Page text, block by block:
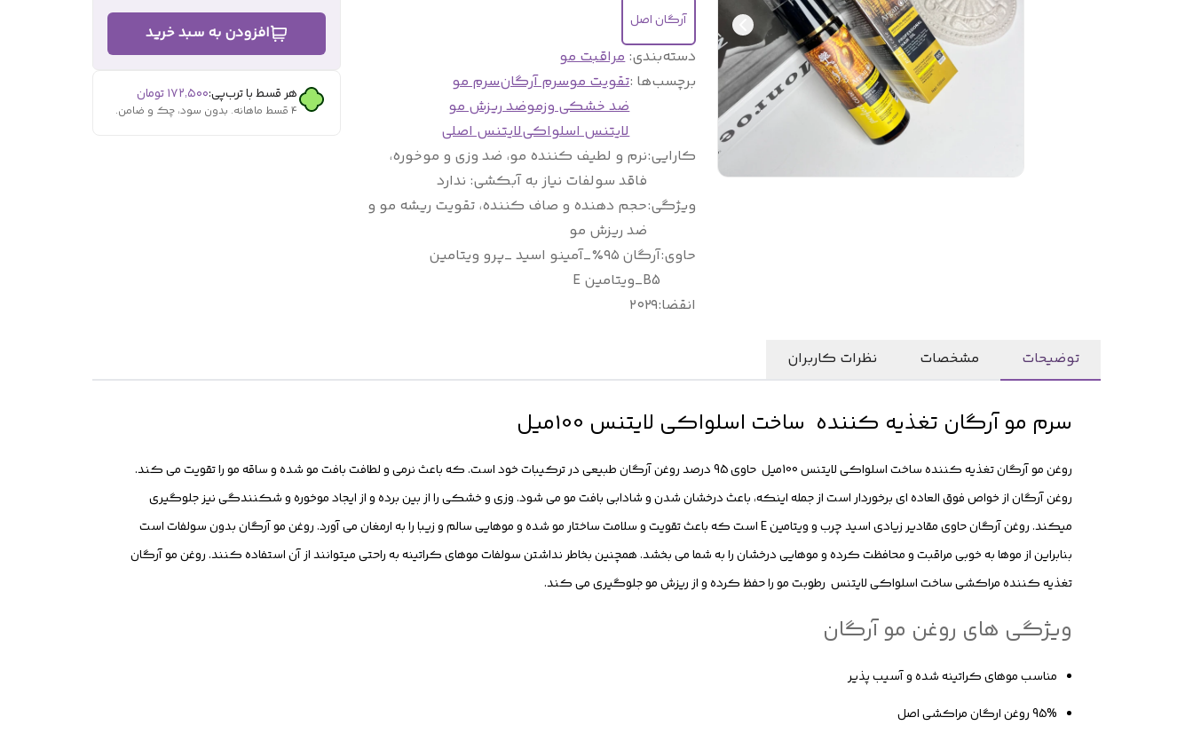
آرگان اصل
دسته‌بندی:مراقبت مو
برچسب‌ها :تقویت موسرم آرگانسرم مو
ضد خشکی وزموضد ریزش مو
لایتنس اسلواکیلایتنس اصلی
کارایی:نرم و لطیف کننده مو، ضد وزی و موخوره،
فاقد سولفات نیاز به آبکشی: ندارد
ویژگی:حجم دهنده و صاف کننده، تقویت ریشه مو و
ضد ریزش مو
حاوی:
آرگان ۹۵٪_آمینو اسید _پرو ویتامین
B5_ویتامین E
انقضا:۲۰۲۹
افزودن به سبد خرید
هر قسط با ترب‌پی:۱۷۲٬۵۰۰تومان
۴ قسط ماهانه. بدون سود، چک و ضامن.
توضیحات مشخصات نظرات کاربران
سرم مو آرگان تغذیه کننده ساخت اسلواکی لایتنس 100میل
روغن مو آرگان تغذیه کننده ساخت اسلواکی لایتنس 100میل حاوی 95 درصد روغن آرگان طبیعی در ترکیبات خود است. که باعث نرمی و لطافت بافت مو شده و ساقه مو را تقویت می کند.
روغن آرگان از خواص فوق العاده ای برخوردار است از جمله اینکه، باعث درخشان شدن و شادابی بافت مو می شود. وزی و خشکی را از بین برده و از ایجاد موخوره و شکنندگی نیز جلوگیری
میکند. روغن آرگان حاوی مقادیر زیادی اسید چرب و ویتامین E است که باعث تقویت و سلامت ساختار مو شده و موهایی سالم و زیبا را به ارمغان می آورد. روغن مو آرگان بدون سولفات است
بنابراین از موها به خوبی مراقبت و محافظت کرده و موهایی درخشان را به شما می بخشد. همچنین بخاطر نداشتن سولفات موهای کراتینه به راحتی میتوانند از آن استفاده کنند. روغن مو آرگان
تغذیه کننده مراکشی ساخت اسلواکی لایتنس رطوبت مو را حفظ کرده و از ریزش مو جلوگیری می کند.
ویژگی های روغن مو آرگان
مناسب موهای کراتینه شده و آسیب پذیر
95% روغن ارگان مراکشی اصل